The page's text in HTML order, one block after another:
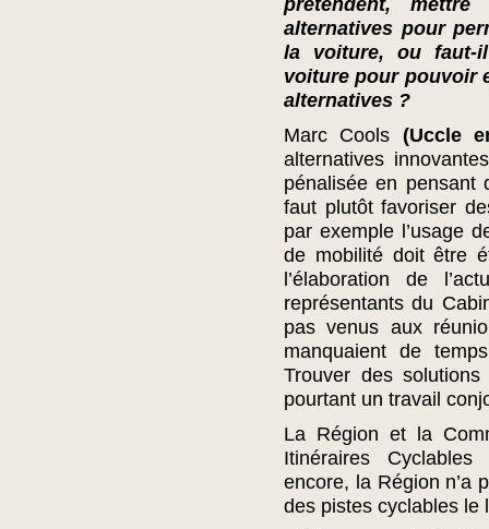
prétendent,
alternatives pour
la voiture, ou faut-il
voiture pour pouvoir
alternatives ?
Marc Cools (Uccle
alternatives
pénalisée en pensant
faut plutôt favoriser
par exemple l’usage
de mobilité doit être
l’élaboration de
représentants du
pas venus aux
manquaient de
Trouver des
pourtant un travail
La Région et la
Itinéraires Cyclables
encore, la Région n’a
des pistes cyclables le